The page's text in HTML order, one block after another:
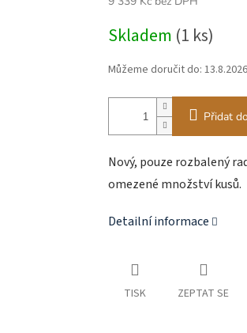
cena:
Skladem (1 ks)
Můžeme doručit do: 13.8.2026
Přidat
Nový, pouze rozbalený
omezené množství kusů.
Detailní informace
TISK ZEPTAT SE